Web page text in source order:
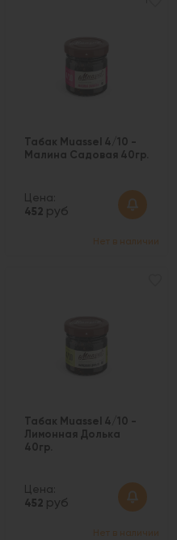
Табак Muassel 4/10 -
Малина Садовая 40гр.
Цена:
452 руб
Нет в наличии
Табак Muassel 4/10 -
Лимонная Долька
40гр.
Цена:
452 руб
Нет в наличии